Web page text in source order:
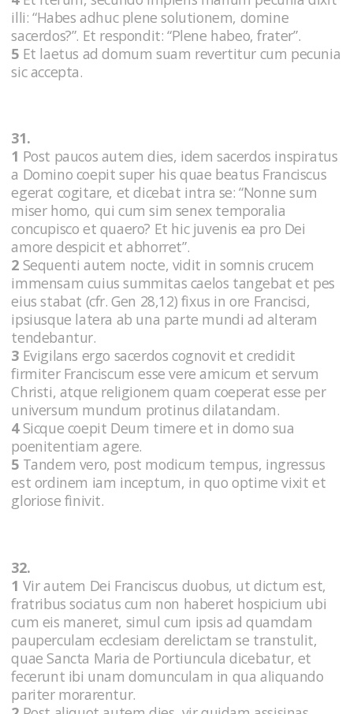
illi: “Habes adhuc plene solutionem, domine
sacerdos?”. Et respondit: “Plene habeo, frater”.
5 Et laetus ad domum suam revertitur cum pecunia
sic accepta.
31.
1 Post paucos autem dies, idem sacerdos inspiratus
a Domino coepit super his quae beatus Franciscus
egerat cogitare, et dicebat intra se: “Nonne sum
miser homo, qui cum sim senex temporalia
concupisco et quaero? Et hic juvenis ea pro Dei
amore despicit et abhorret”.
2 Sequenti autem nocte, vidit in somnis crucem
immensam cuius summitas caelos tangebat et pes
eius stabat (cfr. Gen 28,12) fixus in ore Francisci,
ipsiusque latera ab una parte mundi ad alteram
tendebantur.
3 Evigilans ergo sacerdos cognovit et credidit
firmiter Franciscum esse vere amicum et servum
Christi, atque religionem quam coeperat esse per
universum mundum protinus dilatandam.
4Sicque coepit Deum timere et in domo sua
poenitentiam agere.
5 Tandem vero, post modicum tempus, ingressus
est ordinem iam inceptum, in quo optime vixit et
gloriose finivit.
32.
1 Vir autem Dei Franciscus duobus, ut dictum est,
fratribus sociatus cum non haberet hospicium ubi
cum eis maneret, simul cum ipsis ad quamdam
pauperculam ecclesiam derelictam se transtulit,
quae Sancta Maria de Portiuncula dicebatur, et
fecerunt ibi unam domunculam in qua aliquando
pariter morarentur.